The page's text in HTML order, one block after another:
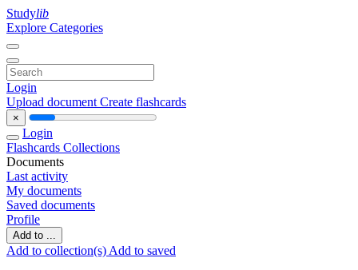
Studylib
Explore Categories
Login
Upload document Create flashcards
×
Login
Flashcards Collections
Documents
Last activity
My documents
Saved documents
Profile
Add to ...
Add to collection(s) Add to saved